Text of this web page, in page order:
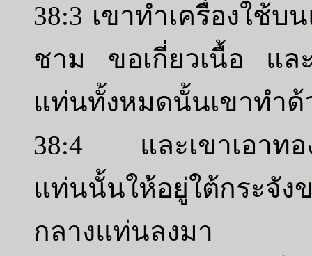
38:3 เขาทำเครื่องใช้
ชาม ขอเกี่ยวเนื้อ แล
แท่นทั้งหมดนั้นเขาทำด้
38:4 และเขาเอาทอ
แท่นนั้นให้อยู่ใต้กระ
กลางแท่นลงมา